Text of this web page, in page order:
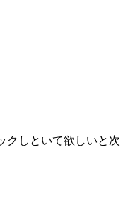
クしといて欲しいと次